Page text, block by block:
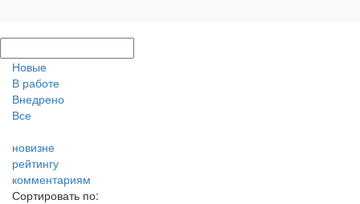
Новые
В работе
Внедрено
Все
новизне
рейтингу
комментариям
Сортировать по: